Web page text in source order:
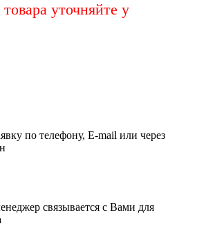
уточняйте у
по телефону, E-mail или через
связывается с Вами для